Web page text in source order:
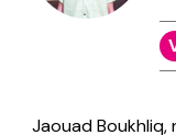
Jaouad Boukhliq,